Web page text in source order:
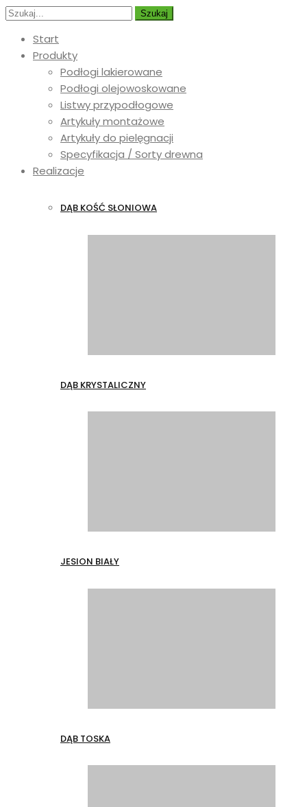
Szukaj
Start
Produkty
Podłogi lakierowane
Podłogi olejowoskowane
Listwy przypodłogowe
Artykuły montażowe
Artykuły do pielęgnacji
Specyfikacja / Sorty drewna
Realizacje
DĄB KOŚĆ SŁONIOWA
DĄB KRYSTALICZNY
JESION BIAŁY
DĄB TOSKA